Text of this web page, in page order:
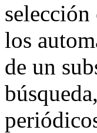
los
de un